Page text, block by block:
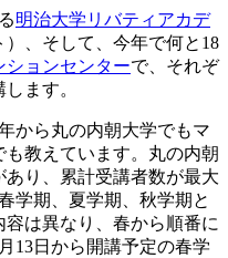
明治大学リバティアカデ
）、そして、今年で何と18
ションセンターで、それぞ
ます。
から丸の内朝大学でもマ
教えています。丸の内朝
り、累計受講者数が最大
学期、夏学期、秋学期と
は異なり、春から順番に
13日から開講予定の春学